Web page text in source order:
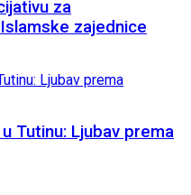
za
zajednice
Tutinu: Ljubav prema